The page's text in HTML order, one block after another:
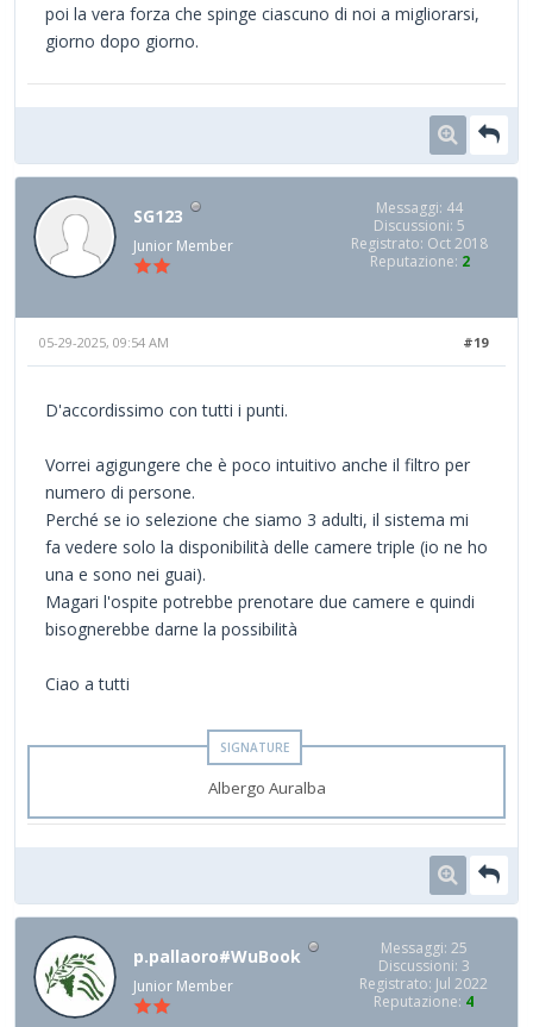
poi la vera forza che spinge ciascuno di noi a migliorarsi,
giorno dopo giorno.
SG123
Junior Member
Messaggi: 44
Discussioni: 5
Registrato: Oct 2018
Reputazione: 2
#19
05-29-2025, 09:54 AM
D'accordissimo con tutti i punti.
Vorrei agigungere che è poco intuitivo anche il filtro per
numero di persone.
Perché se io selezione che siamo 3 adulti, il sistema mi
fa vedere solo la disponibilità delle camere triple (io ne ho
una e sono nei guai).
Magari l'ospite potrebbe prenotare due camere e quindi
bisognerebbe darne la possibilità
Ciao a tutti
Albergo Auralba
p.pallaoro#WuBook
Junior Member
Messaggi: 25
Discussioni: 3
Registrato: Jul 2022
Reputazione: 4